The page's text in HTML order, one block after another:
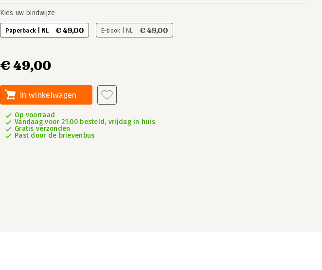
Kies uw bindwijze
Paperback | NL € 49,00 E-book | NL € 49,00
€ 49,00
In winkelwagen
Op voorraad
Vandaag voor 21:00 besteld, vrijdag in huis
Gratis verzonden
Past door de brievenbus